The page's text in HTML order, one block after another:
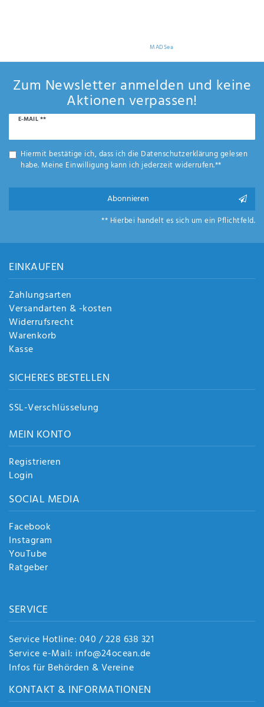
MADSea
Zum Newsletter anmelden und keine
Aktionen verpassen!
E-MAIL **
Newsletter
Hiermit bestätige ich, dass ich die Daten­schutz­erklärunggelesen
habe. Meine Einwilligung kann ich jederzeit widerrufen.**
Abonnieren
** Hierbei handelt es sich um ein Pflichtfeld.
EINKAUFEN
Zahlungsarten
Versandarten & -kosten
Widerrufsrecht
Warenkorb
Kasse
SICHERES BESTELLEN
SSL-Verschlüsselung
MEIN KONTO
Registrieren
Login
SOCIAL MEDIA
Facebook
Instagram
YouTube
Ratgeber
SERVICE
Service Hotline: 040 / 228 638 321
Service e-Mail: info@24ocean.de
Infos für Behörden & Vereine
KONTAKT & INFORMATIONEN